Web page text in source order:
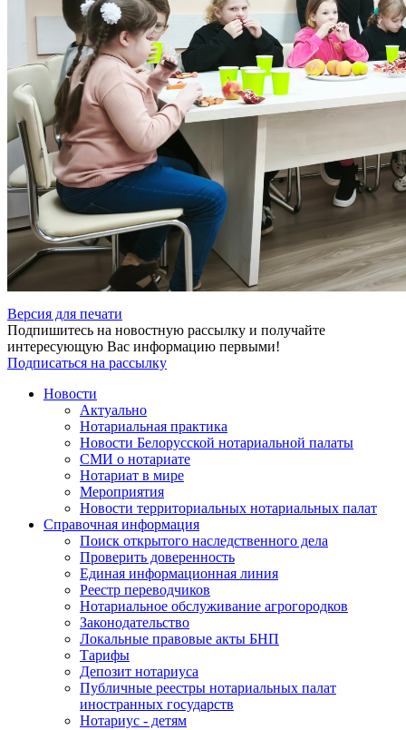
Версия для печати
Подпишитесь на новостную рассылку и получайте
интересующую Вас информацию первыми!
Подписаться на рассылку
Новости
Актуально
Нотариальная практика
Новости Белорусской нотариальной палаты
СМИ о нотариате
Нотариат в мире
Мероприятия
Новости территориальных нотариальных палат
Справочная информация
Поиск открытого наследственного дела
Проверить доверенность
Единая информационная линия
Реестр переводчиков
Нотариальное обслуживание агрогородков
Законодательство
Локальные правовые акты БНП
Тарифы
Депозит нотариуса
Публичные реестры нотариальных палат
иностранных государств
Нотариус - детям